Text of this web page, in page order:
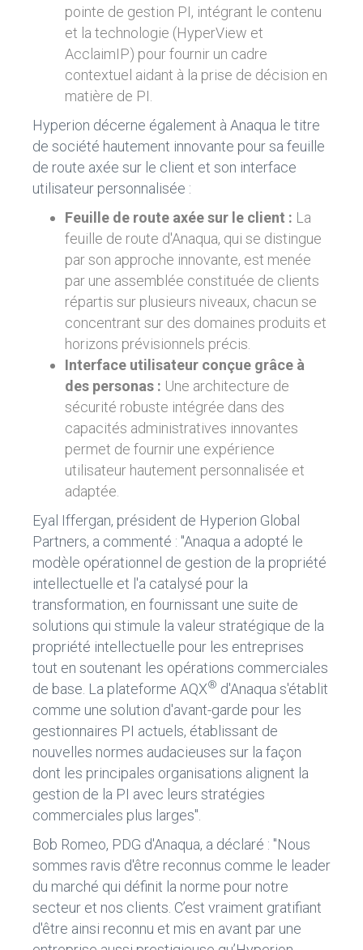
pointe de gestion PI, intégrant le contenu
et la technologie (HyperView et
AcclaimIP) pour fournir un cadre
contextuel aidant à la prise de décision en
matière de PI.
Hyperion décerne également à Anaqua le titre
de société hautement innovante pour sa feuille
de route axée sur le client et son interface
utilisateur personnalisée :
Feuille de route axée sur le client : La
feuille de route d'Anaqua, qui se distingue
par son approche innovante, est menée
par une assemblée constituée de clients
répartis sur plusieurs niveaux, chacun se
concentrant sur des domaines produits et
horizons prévisionnels précis.
Interface utilisateur conçue grâce à
des personas : Une architecture de
sécurité robuste intégrée dans des
capacités administratives innovantes
permet de fournir une expérience
utilisateur hautement personnalisée et
adaptée.
Eyal Iffergan, président de Hyperion Global
Partners, a commenté : "Anaqua a adopté le
modèle opérationnel de gestion de la propriété
intellectuelle et l'a catalysé pour la
transformation, en fournissant une suite de
solutions qui stimule la valeur stratégique de la
propriété intellectuelle pour les entreprises
tout en soutenant les opérations commerciales
de base. La plateforme AQX® d'Anaqua s'établit
comme une solution d'avant-garde pour les
gestionnaires PI actuels, établissant de
nouvelles normes audacieuses sur la façon
dont les principales organisations alignent la
gestion de la PI avec leurs stratégies
commerciales plus larges".
Bob Romeo, PDG d'Anaqua, a déclaré : "Nous
sommes ravis d'être reconnus comme le leader
du marché qui définit la norme pour notre
secteur et nos clients. C’est vraiment gratifiant
d'être ainsi reconnu et mis en avant par une